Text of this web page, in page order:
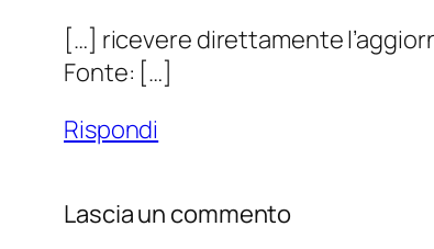
[…] ricevere direttamente
Fonte: […]
Rispondi
Lascia un commento